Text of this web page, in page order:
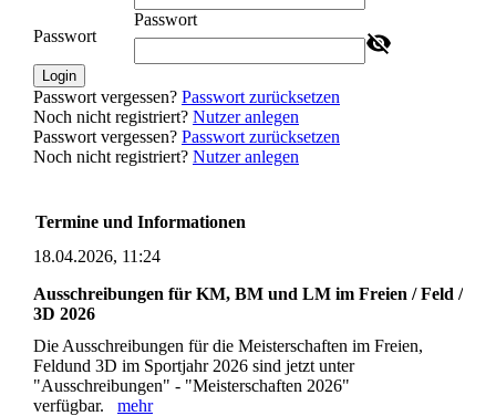
Passwort
Passwort
Login
Passwort vergessen? Passwort zurücksetzen
Noch nicht registriert? Nutzer anlegen
Passwort vergessen? Passwort zurücksetzen
Noch nicht registriert? Nutzer anlegen
Termine und Informationen
18.04.2026, 11:24
Ausschreibungen für KM, BM und LM im Freien / Feld /
3D 2026
Die Ausschreibungen für die Meisterschaften im Freien,
Feldund 3D im Sportjahr 2026 sind jetzt unter
"Ausschreibungen" - "Meisterschaften 2026"
verfügbar. mehr